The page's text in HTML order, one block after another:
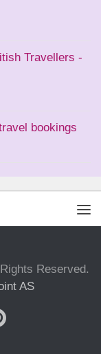
Travellers -
bookings
Reserved.
AS